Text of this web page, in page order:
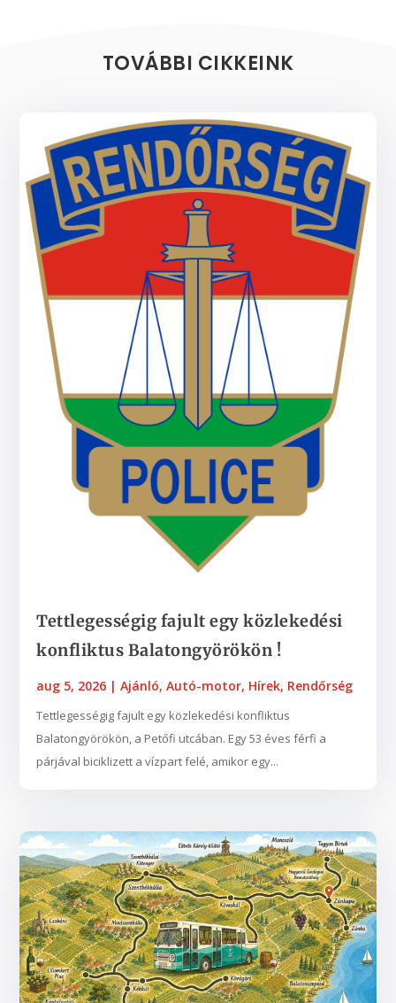
TOVÁBBI CIKKEINK
Tettlegességig fajult egy közlekedési
konfliktus Balatongyörökön !
aug 5, 2026 |Ajánló,Autó-motor, Hírek, Rendőrség
Tettlegességig fajult egy közlekedési konfliktus
Balatongyörökön, a Petőfi utcában. Egy 53 éves férfi a
párjával biciklizett a vízpart felé, amikor egy...